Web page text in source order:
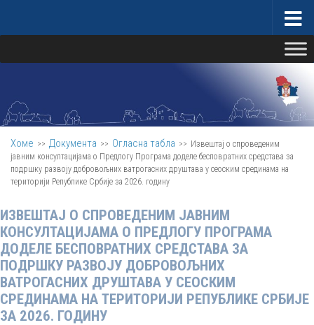
Хоме >> Документа >> Огласна табла >> Извештај о спроведеним
јавним консултацијама о Предлогу Програма доделе бесповратних средстава за
подршку развоју добровољних ватрогасних друштава у сеоским срединама на
територији Републике Србије за 2026. годину
ИЗВЕШТАЈ О СПРОВЕДЕНИМ ЈАВНИМ
КОНСУЛТАЦИЈАМА О ПРЕДЛОГУ ПРОГРАМА
ДОДЕЛЕ БЕСПОВРАТНИХ СРЕДСТАВА ЗА
ПОДРШКУ РАЗВОЈУ ДОБРОВОЉНИХ
ВАТРОГАСНИХ ДРУШТАВА У СЕОСКИМ
СРЕДИНАМА НА ТЕРИТОРИЈИ РЕПУБЛИКЕ СРБИЈЕ
ЗА 2026. ГОДИНУ